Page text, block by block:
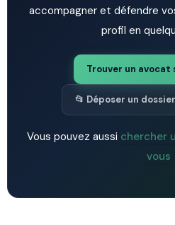
accompagner et défendre
profil en
Trouver un
📂 Déposer un
Vous pouvez aussi chercher
vous